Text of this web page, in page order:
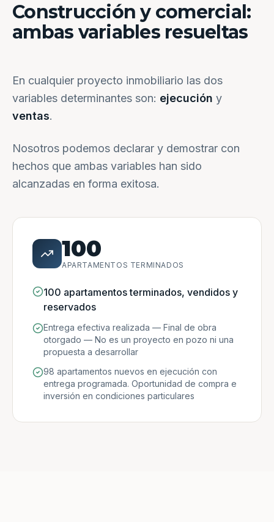
Construcción y comercial:
ambas variables resueltas
En cualquier proyecto inmobiliario las dos
variables determinantes son: ejecución y
ventas.
Nosotros podemos declarar y demostrar con
hechos que ambas variables han sido
alcanzadas en forma exitosa.
100
APARTAMENTOS TERMINADOS
100 apartamentos terminados, vendidos y
reservados
Entrega efectiva realizada — Final de obra
otorgado — No es un proyecto en pozo ni una
propuesta a desarrollar
98 apartamentos nuevos en ejecución con
entrega programada. Oportunidad de compra e
inversión en condiciones particulares